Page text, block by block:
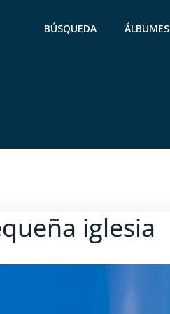
BÚSQUEDA ÁLBUMES
iglesia